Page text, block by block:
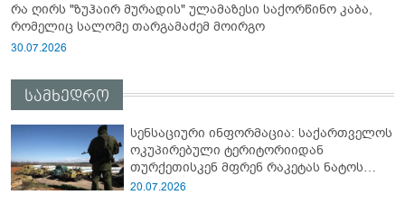
რა ღირს "ზუჰაირ მურადის" ულამაზესი საქორწინო კაბა,
რომელიც სალომე თარგამაძემ მოირგო
30.07.2026
სამხედრო
სენსაციური ინფორმაცია: საქართველოს
ოკუპირებული ტერიტორიიდან
თურქეთისკენ მფრენ რაკეტას ნატოს
სამიტი კინაღამ ჩაუშლია
20.07.2026